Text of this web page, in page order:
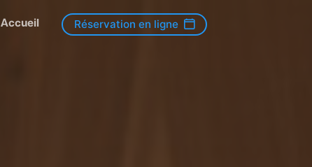
Accueil Réservation en ligne